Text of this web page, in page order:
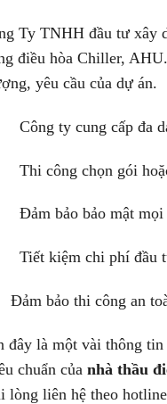
Ty TNHH đầu tư xây
điều hòa Chiller,
yêu cầu của dự án.
ty cung cấp đa
công chọn gói hoặc
bảo bảo mật mọi
kiệm chi phí đầu tư
bảo thi công an
là một vài thông tin
chuẩn của nhà thầu
lòng liên hệ theo hotline